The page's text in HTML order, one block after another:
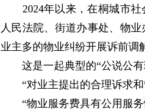
2024年以来，在桐城市社
人民法院、街道办事处、物
业主多的物业纠纷开展诉前调
这是一起典型的“公说公有
“对业主提出的合理诉求和
“物业服务费具有公用服务